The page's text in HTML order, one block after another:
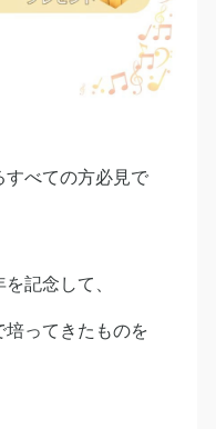
すべての方必見で
記念して、
培ってきたものを